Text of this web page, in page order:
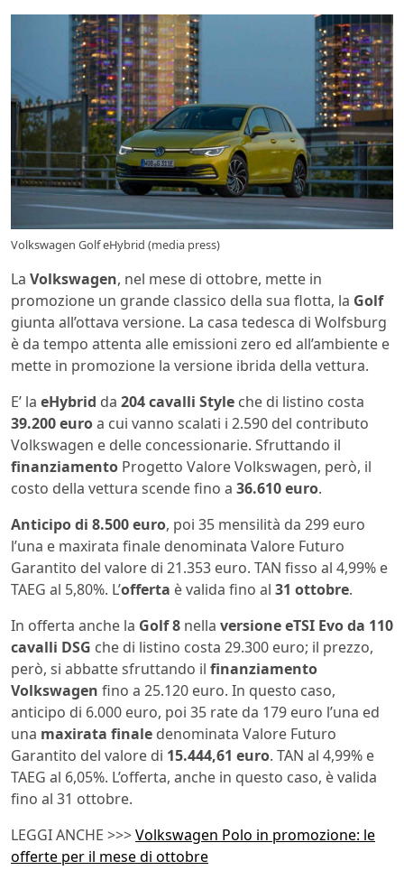
Volkswagen Golf eHybrid (media press)
La Volkswagen, nel mese di ottobre, mette in
promozione un grande classico della sua flotta, la Golf
giunta all’ottava versione. La casa tedesca di Wolfsburg
è da tempo attenta alle emissioni zero ed all’ambiente e
mette in promozione la versione ibrida della vettura.
E’ la eHybrid da 204 cavalli Style che di listino costa
39.200 euroa cui vanno scalati i 2.590 del contributo
Volkswagen e delle concessionarie. Sfruttando il
finanziamento Progetto Valore Volkswagen, però, il
costo della vettura scende fino a 36.610 euro.
Anticipo di 8.500 euro, poi 35 mensilità da 299 euro
l’una e maxirata finale denominata Valore Futuro
Garantito del valore di 21.353 euro. TAN fisso al 4,99% e
TAEG al 5,80%. L’offerta è valida fino al 31 ottobre.
In offerta anche la Golf 8 nella versione eTSI Evo da 110
cavalli DSG che di listino costa 29.300 euro; il prezzo,
però, si abbatte sfruttando il finanziamento
Volkswagen fino a 25.120 euro. In questo caso,
anticipo di 6.000 euro, poi 35 rate da 179 euro l’una ed
una maxirata finale denominata Valore Futuro
Garantito del valore di 15.444,61 euro. TAN al 4,99% e
TAEG al 6,05%. L’offerta, anche in questo caso, è valida
fino al 31 ottobre.
LEGGI ANCHE >>>Volkswagen Polo in promozione: le
offerte per il mese di ottobre